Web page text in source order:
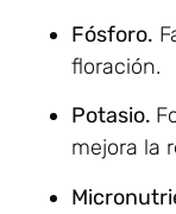
Fósforo.
floración.
Potasio.
mejora la